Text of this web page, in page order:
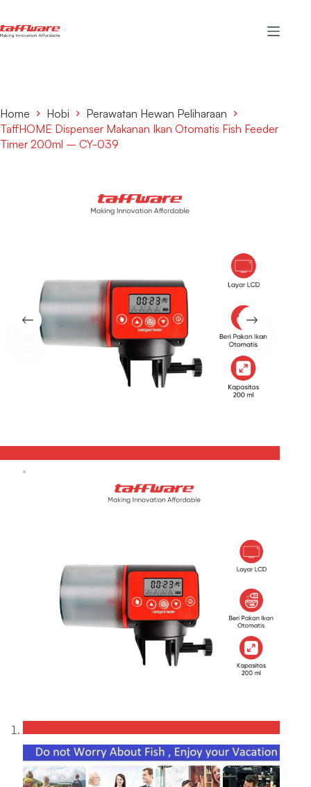
Home Hobi
Perawatan Hewan Peliharaan
TaffHOME Dispenser Makanan Ikan Otomatis Fish Feeder
Timer 200ml – CY-039